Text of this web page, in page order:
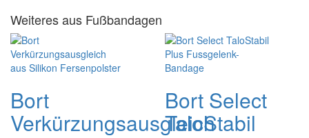
Weiteres aus Fußbandagen
Bort
Verkürzungsausgleich
Bort Select
TaloStabil